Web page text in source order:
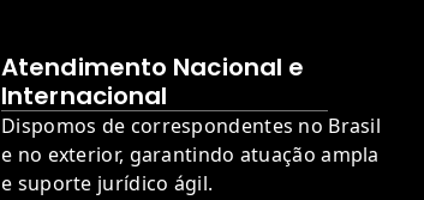
Atendimento Nacional e
Internacional
Dispomos de correspondentes no Brasil
e no exterior, garantindo atuação ampla
e suporte jurídico ágil.